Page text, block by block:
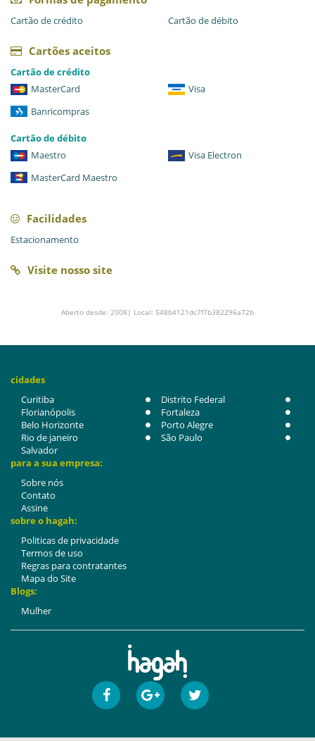
Cartão de crédito Cartão de débito
Cartões aceitos
Cartão de crédito
MasterCard
Visa
Banricompras
Cartão de débito
Maestro
Visa Electron
MasterCard Maestro
Facilidades
Estacionamento
Visite nosso site
Aberto desde: 2008| Local: 548b4121dc7f7b382296a72b
cidades
Curitiba
Distrito Federal
Florianópolis
Fortaleza
Belo Horizonte
Porto Alegre
Rio de janeiro
São Paulo
Salvador
para a sua empresa:
Sobre nós
Contato
Assine
sobre o hagah:
Politicas de privacidade
Termos de uso
Regras para contratantes
Mapa do Site
Blogs:
Mulher